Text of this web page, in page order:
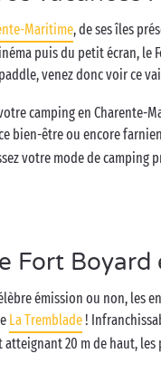
Maritime, de ses îles
puis du petit écran, le
venez donc voir ce
camping en Charente-
être ou encore
votre mode de camping
Fort Boyard
émission ou non, les
La Tremblade!
atteignant 20 m de haut,